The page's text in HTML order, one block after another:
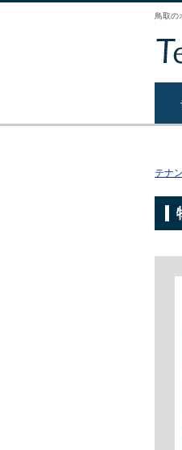
鳥取の
テナ